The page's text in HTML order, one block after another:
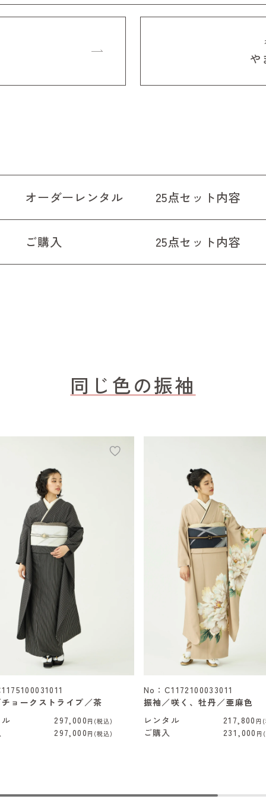
や
オーダーレンタル 25点セット内容
ご購入 25点セット内容
同じ色の振袖
ョークストライプ／茶
297,000 円(税込)
297,000 円(税込)
No：C1172100033011
振袖／咲く、牡丹／亜麻色
レンタル
217,800 円
ご購入 231,000 円